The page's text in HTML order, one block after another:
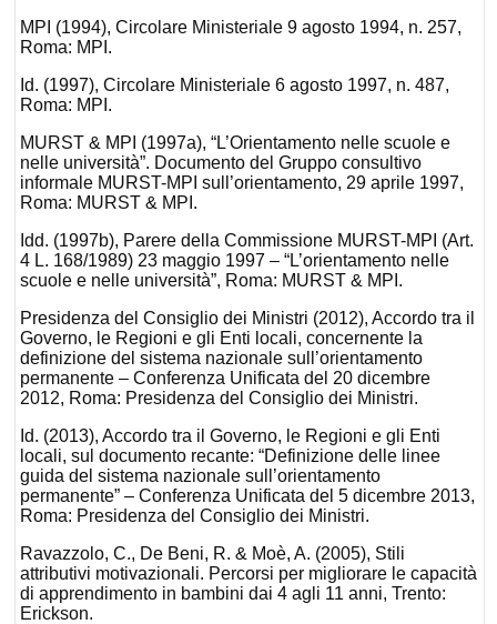
MPI (1994), Circolare Ministeriale 9 agosto 1994, n. 257,
Roma: MPI.
Id. (1997), Circolare Ministeriale 6 agosto 1997, n. 487,
Roma: MPI.
MURST & MPI (1997a), “L’Orientamento nelle scuole e
nelle università”. Documento del Gruppo consultivo
informale MURST-MPI sull’orientamento, 29 aprile 1997,
Roma: MURST & MPI.
Idd. (1997b), Parere della Commissione MURST-MPI (Art.
4 L. 168/1989) 23 maggio 1997 – “L’orientamento nelle
scuole e nelle università”, Roma: MURST & MPI.
Presidenza del Consiglio dei Ministri (2012), Accordo tra il
Governo, le Regioni e gli Enti locali, concernente la
definizione del sistema nazionale sull’orientamento
permanente – Conferenza Unificata del 20 dicembre
2012, Roma: Presidenza del Consiglio dei Ministri.
Id. (2013), Accordo tra il Governo, le Regioni e gli Enti
locali, sul documento recante: “Definizione delle linee
guida del sistema nazionale sull’orientamento
permanente” – Conferenza Unificata del 5 dicembre 2013,
Roma: Presidenza del Consiglio dei Ministri.
Ravazzolo, C., De Beni, R. & Moè, A. (2005), Stili
attributivi motivazionali. Percorsi per migliorare le capacità
di apprendimento in bambini dai 4 agli 11 anni, Trento:
Erickson.